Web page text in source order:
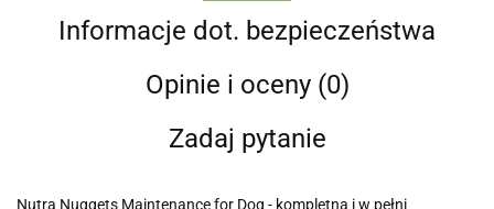
Informacje dot. bezpieczeństwa
Opinie i oceny (0)
Zadaj pytanie
Nutra Nuggets Maintenance for Dog - kompletna i w pełni